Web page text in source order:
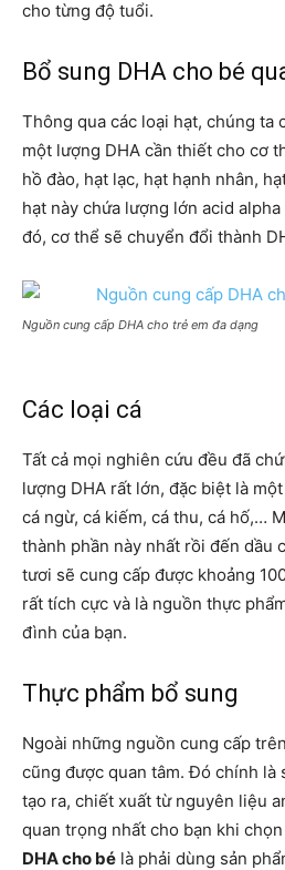
cho từng độ tuổi.
Bổ sung DHA cho bé
Thông qua các loại hạt, chúng ta
một lượng DHA cần thiết cho cơ
hồ đào, hạt lạc, hạt hạnh nhân,
hạt này chứa lượng lớn acid
đó, cơ thể sẽ chuyển đổi thành
Nguồn cung cấp DHA cho trẻ em đa dạng
Các loại cá
Tất cả mọi nghiên cứu đều đã
lượng DHA rất lớn, đặc biệt là
cá ngừ, cá kiếm, cá thu, cá hố,…
thành phần này nhất rồi đến dầu
tươi sẽ cung cấp được khoảng
rất tích cực và là nguồn thực
đình của bạn.
Thực phẩm bổ sung
Ngoài những nguồn cung cấp
cũng được quan tâm. Đó chính là
tạo ra, chiết xuất từ nguyên liệu
quan trọng nhất cho bạn khi
DHA cho bé là phải dùng sản